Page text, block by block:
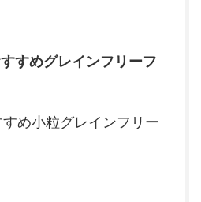
すめグレインフリーフ
め小粒グレインフリー